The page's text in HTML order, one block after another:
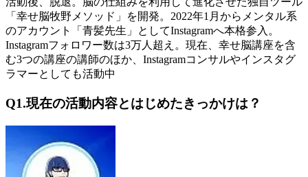
「幸せ脳牧野メソッド」を開発。2022年1月からメンタル系
のアカウント「青髪先生」としてInstagramへ本格参入。
Instagramフォロワー数は3万人超え。現在、幸せ脳講座を含
む3つの講座の講師のほか、Instagramコンサルやインスタグ
ラマーとしても活動中
Q1.現在の活動内容とはじめたきっかけは？